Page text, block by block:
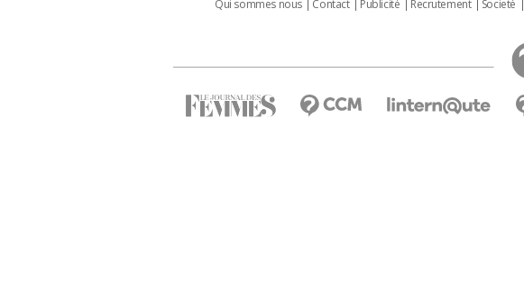
Qui sommes nous Contact Publicité Recrutement Societé